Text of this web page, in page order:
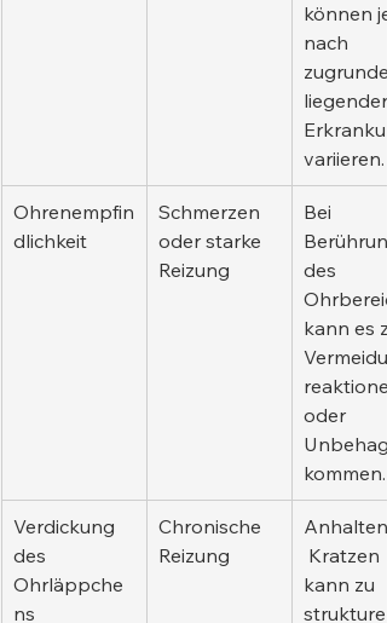
können je
nach
zugrunde
liegender
variieren.
Ohrenempfin
dlichkeit
Schmerzen
oder starke
Reizung
Bei
des
kann es
oder
kommen.
Verdickung
des
Ohrläppche
ns
Chronische
Reizung
Kratzen
kann zu